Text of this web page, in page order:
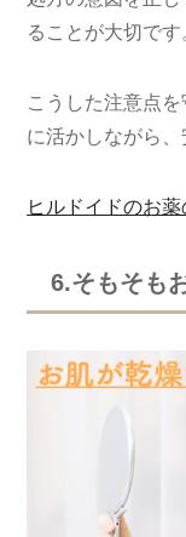
ることが大切です
こうした注意点
に活かしながら、
ヒルドイドのお
6.そもそも